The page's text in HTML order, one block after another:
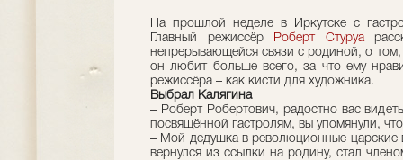
На прошлой неделе в Иркутске с
Главный режиссёр
Роберт Стуруа
непрерывающейся связи с родиной, о том,
он любит больше всего, за что ему
режиссёра – как кисти для художника.
Выбрал Калягина
– Роберт Робертович, радостно вас
посвящённой гастролям, вы упомянули,
– Мой дедушка в революционные
вернулся из ссылки на родину, стал